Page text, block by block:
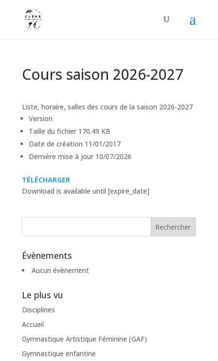
Cours saison 2026-2027
Liste, horaire, salles des cours de la saison 2026-2027
Version
Taille du fichier 170.49 KB
Date de création 11/01/2017
Dernière mise à jour 10/07/2026
TÉLÉCHARGER
Download is available until [expire_date]
Évènements
Aucun évènement
Le plus vu
Disciplines
Accueil
Gymnastique Artistique Féminine (GAF)
Gymnastique enfantine